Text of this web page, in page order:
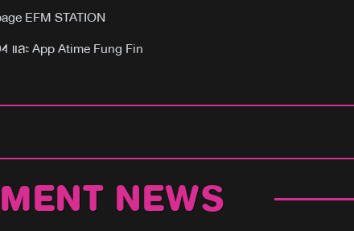
EFM STATION
ละ App Atime Fung Fin
NEWS